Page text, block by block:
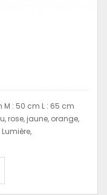
M : 50 cm L : 65 cm
rose, jaune, orange,